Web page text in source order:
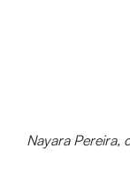
Nayara Pereira,